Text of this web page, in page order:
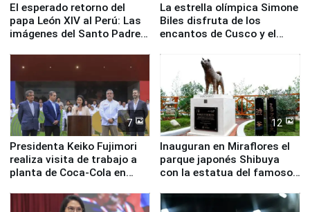
El esperado retorno del
papa León XIV al Perú: Las
imágenes del Santo Padre
La estrella olímpica Simone
Biles disfruta de los
encantos de Cusco y el
7
Presidenta Keiko Fujimori
realiza visita de trabajo a
planta de Coca-Cola en
12
Inauguran en Miraflores el
parque japonés Shibuya
con la estatua del famoso